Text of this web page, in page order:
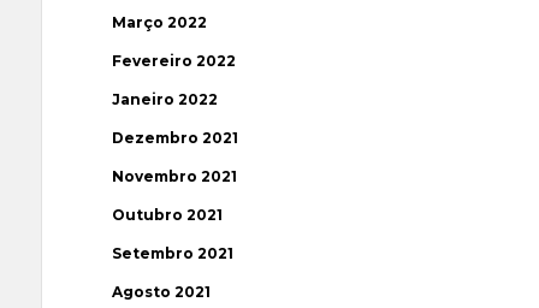
Março 2022
Fevereiro 2022
Janeiro 2022
Dezembro 2021
Novembro 2021
Outubro 2021
Setembro 2021
Agosto 2021